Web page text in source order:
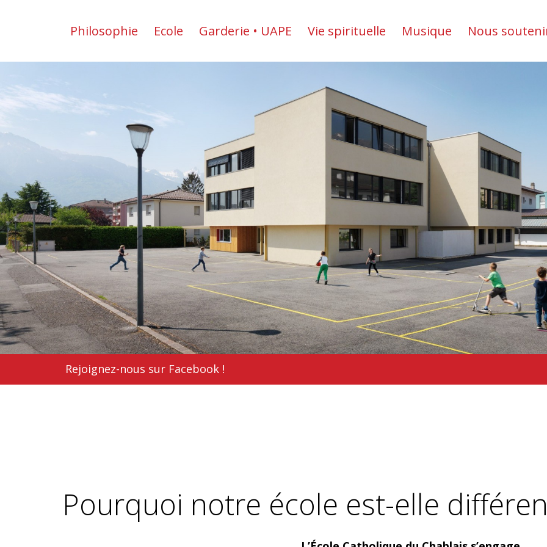
Philosophie Ecole Garderie • UAPE Vie spirituelle Musique Nous
Rejoignez-nous sur Facebook !
Pourquoi notre école est-elle